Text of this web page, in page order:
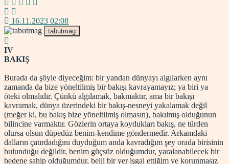
16.11.2023 02:08
tabutmag
IV
BAKIŞ
Burada da şöyle diyeceğim: bir yandan dünyayı algılarken aynı
zamanda da bize yöneltilmiş bir bakışı kavrayamayız; ya biri ya
öteki olmalıdır. Çünkü algılamak, bakmaktır, ama bir bakışı
kavramak, dünya üzerindeki bir bakış-nesneyi yakalamak değil
(meğer ki, bu bakış bize yöneltilmiş olmasın), bakılmış olduğunun
bilincine varmaktır. Gözlerin ortaya koydukları bakış, ne türden
olursa olsun düpedüz benim-kendime göndermedir. Arkamdaki
dalların çatırdadığını duyduğum anda kavradığım şey orada birisinin
bulunduğu değildir, benim güçsüz olduğumdur, yaralanabilecek bir
bedene sahip olduğumdur, belli bir yer işgal ettiğim ve korunmasız